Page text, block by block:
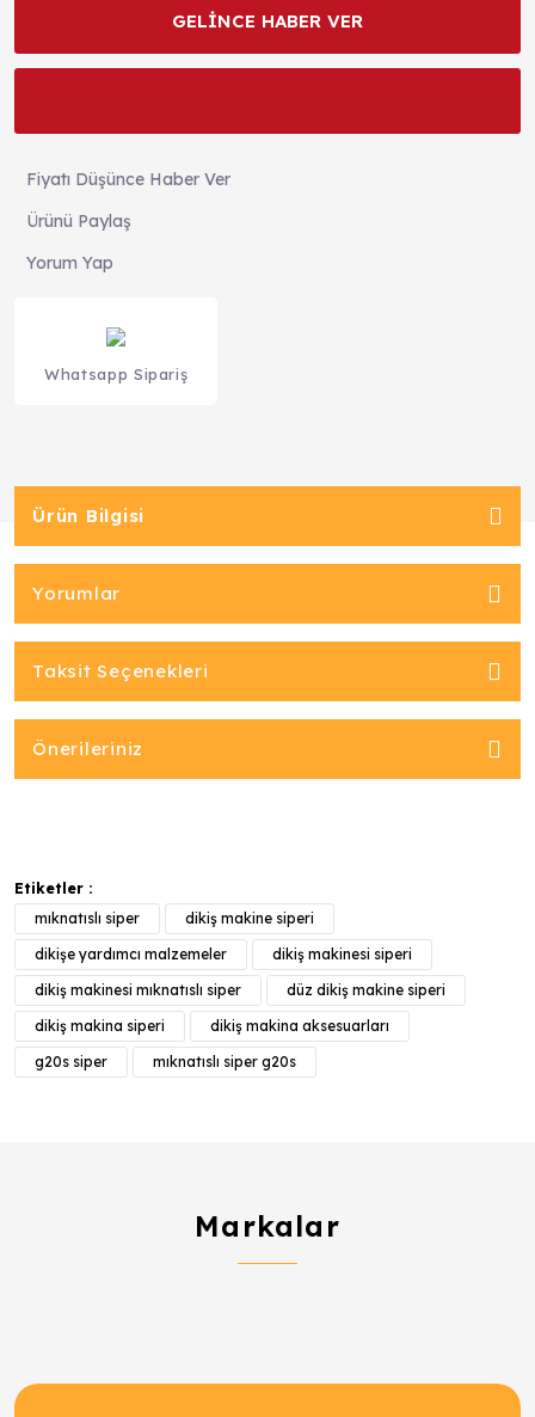
GELİNCE HABER VER
Fiyatı Düşünce Haber Ver
Ürünü Paylaş
Yorum Yap
Whatsapp Sipariş
Ürün Bilgisi
Yorumlar
Taksit Seçenekleri
Önerileriniz
Etiketler :
mıknatıslı siper
dikiş makine siperi
dikişe yardımcı malzemeler
dikiş makinesi siperi
dikiş makinesi mıknatıslı siper
düz dikiş makine siperi
dikiş makina siperi
dikiş makina aksesuarları
g20s siper
mıknatıslı siper g20s
Markalar